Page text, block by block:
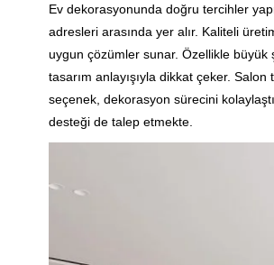
Ev dekorasyonunda doğru tercihler
adresleri arasında yer alır. Kaliteli
uygun çözümler sunar. Özellikle büyük
tasarım anlayışıyla dikkat çeker.
seçenek, dekorasyon sürecini
desteği de talep etmekte.